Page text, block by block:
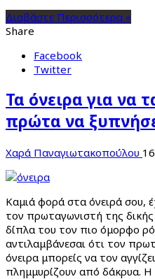
Διαβάστε Περισσότερα »
Share
Facebook
Twitter
Τα όνειρα για να
πρώτα να
Χαρά Παναγιωτακοπούλου
Καμιά φορά στα όνειρά σου,
τον πρωταγωνιστή της δικής
δίπλα του τον πιο όμορφο
αντιλαμβάνεσαι ότι τον
όνειρα μπορείς να τον
πλημμυρίζουν από δάκρυα.